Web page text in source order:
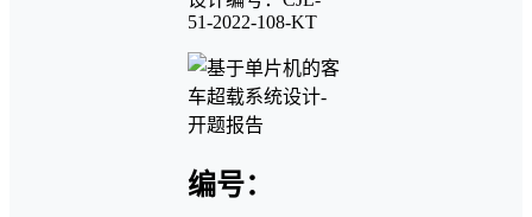
51-2022-108-KT
编号：